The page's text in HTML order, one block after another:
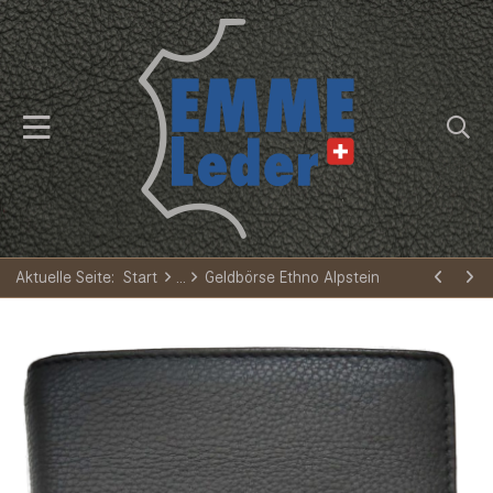
Aktuelle Seite: Start Geldbörse Ethno Alpstein